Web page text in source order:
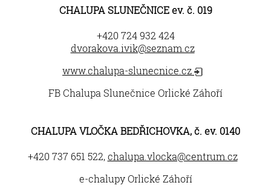
CHALUPA SLUNEČNICE ev. č. 019
+420 724 932 424
dvorakova.ivik@seznam.cz
www.chalupa-slunecnice.cz
FB Chalupa Slunečnice Orlické Záhoří
CHALUPA VLOČKA BEDŘICHOVKA, č. ev. 0140
+420 737 651 522,chalupa.vlocka@centrum.cz
e-chalupy Orlické Záhoří